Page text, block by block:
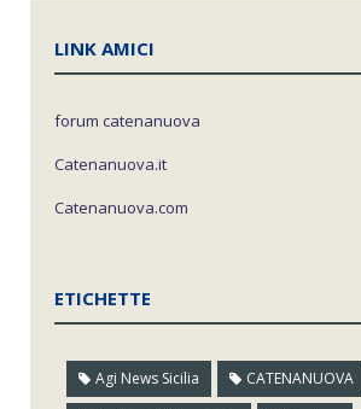
LINK AMICI
forum catenanuova
Catenanuova.it
Catenanuova.com
ETICHETTE
Agi News Sicilia CATENANUOVA